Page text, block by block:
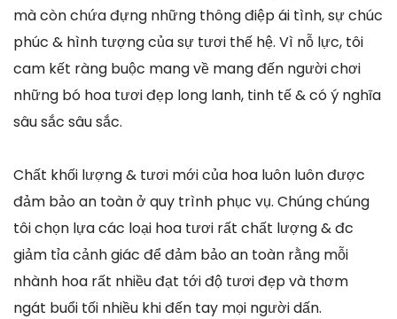
mà còn chứa đựng những thông điệp ái tình, sự chúc
phúc & hình tượng của sự tươi thế hệ. Vì nỗ lực, tôi
cam kết ràng buộc mang về mang đến người chơi
những bó hoa tươi đẹp long lanh, tinh tế & có ý nghĩa
sâu sắc sâu sắc.
Chất khối lượng & tươi mới của hoa luôn luôn được
đảm bảo an toàn ở quy trình phục vụ. Chúng chúng
tôi chọn lựa các loại hoa tươi rất chất lượng & đc
giảm tỉa cảnh giác để đảm bảo an toàn rằng mỗi
nhành hoa rất nhiều đạt tới độ tươi đẹp và thơm
ngát buổi tối nhiều khi đến tay mọi người dấn.